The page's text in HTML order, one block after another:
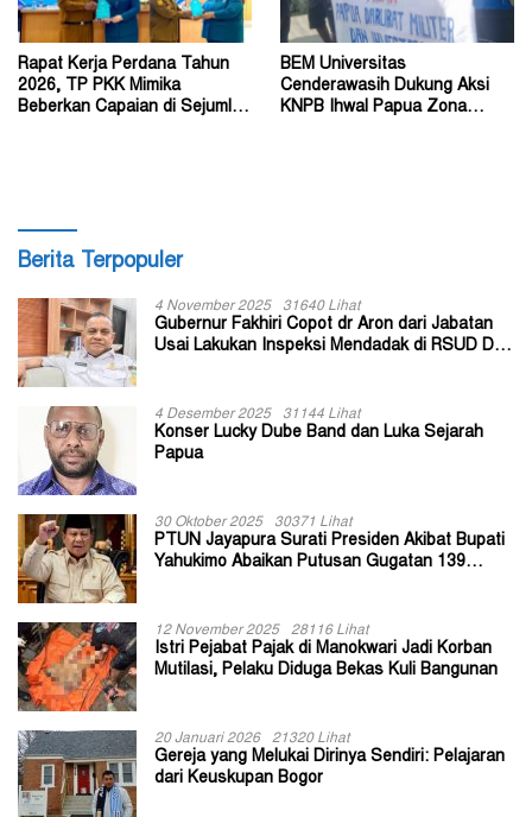
Rapat Kerja Perdana Tahun
2026, TP PKK Mimika
Beberkan Capaian di Sejumlah
BEM Universitas
Cenderawasih Dukung Aksi
KNPB Ihwal Papua Zona
Berita Terpopuler
4 November 2025 31640 Lihat
Gubernur Fakhiri Copot dr Aron dari Jabatan
Usai Lakukan Inspeksi Mendadak di RSUD Dok
4 Desember 2025 31144 Lihat
Konser Lucky Dube Band dan Luka Sejarah
Papua
30 Oktober 2025 30371 Lihat
PTUN Jayapura Surati Presiden Akibat Bupati
Yahukimo Abaikan Putusan Gugatan 139
12 November 2025 28116 Lihat
Istri Pejabat Pajak di Manokwari Jadi Korban
Mutilasi, Pelaku Diduga Bekas Kuli Bangunan
20 Januari 2026 21320 Lihat
Gereja yang Melukai Dirinya Sendiri: Pelajaran
dari Keuskupan Bogor